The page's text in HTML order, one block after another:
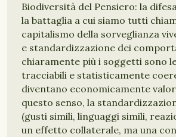
Biodiversità del Pensiero: la
la battaglia a cui siamo tutti
capitalismo della sorveglianza
e standardizzazione dei
chiaramente più i soggetti sono
tracciabili e statisticamente
diventano economicamente
questo senso, la
(gusti simili, linguaggi simili,
un effetto collaterale, ma una